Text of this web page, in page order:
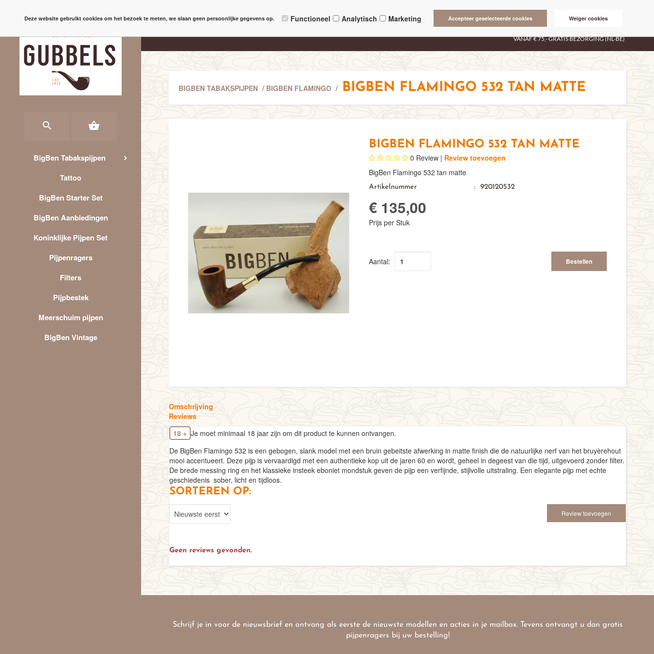
ALGEMENE VOORWAARDEN CONTACT
 
BigBen Tabakspijpen
Tattoo
BigBen Starter Set
BigBen Aanbiedingen
Koninklijke Pijpen Set
Pijpenragers
Filters
Pijpbestek
Meerschuim pijpen
BigBen Vintage
ONLINE VEILIG & SNEL BETALEN
VANAF € 75,- GRATIS BEZORGING (NL-BE)
BIGBEN TABAKSPIJPEN / BIGBEN FLAMINGO / BIGBEN FLAMINGO 532 TAN MATTE
BIGBEN FLAMINGO 532 TAN MATTE
0 Review | Review toevoegen
BigBen Flamingo 532 tan matte
Artikelnummer : 920120532
€ 135,00
Prijs per Stuk
Aantal: Bestellen
Omschrijving
Reviews
18 + Je moet minimaal 18 jaar zijn om dit product te kunnen ontvangen.
De BigBen Flamingo 532 is een gebogen, slank model met een bruin gebeitste afwerking in matte finish die de natuurlijke nerf van het bruyèrehout
mooi accentueert. Deze pijp is vervaardigd met een authentieke kop uit de jaren 60 en wordt, geheel in degeest van die tijd, uitgevoerd zonder filter.
De brede messing ring en het klassieke insteek eboniet mondstuk geven de pijp een verfijnde, stijlvolle uitstraling. Een elegante pijp met echte
geschiedenis  sober, licht en tijdloos.
SORTEREN OP:
Review toevoegen
Geen reviews gevonden.
Schrijf je in voor de nieuwsbrief en ontvang als eerste de nieuwste modellen en acties in je mailbox. Tevens ontvangt u dan gratis
pijpenragers bij uw bestelling!
Deze website gebruikt cookies om het bezoek te meten, we slaan geen persoonlijke gegevens op. Functioneel Analytisch Marketing Accepteer geselecteerde cookies Weiger cookies